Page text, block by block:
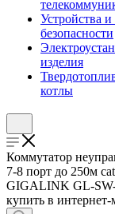
Устройства и
безопасности
изделия
котлы
Коммутатор
7-8 порт до 250м
GIGALINK GL-
купить в